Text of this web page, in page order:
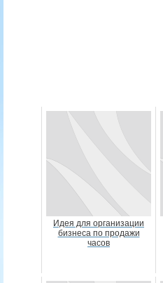
Идея для организации
бизнеса по продажи
часов